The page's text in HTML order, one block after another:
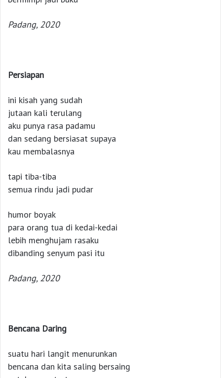
Padang, 2020
Persiapan
ini kisah yang sudah
jutaan kali terulang
aku punya rasa padamu
dan sedang bersiasat supaya
kau membalasnya
tapi tiba-tiba
semua rindu jadi pudar
humor boyak
para orang tua di kedai-kedai
lebih menghujam rasaku
dibanding senyum pasi itu
Padang, 2020
Bencana Daring
suatu hari langit menurunkan
bencana dan kita saling bersaing